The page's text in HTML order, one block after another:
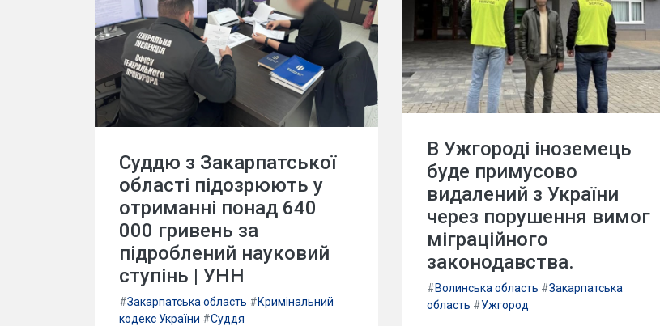
Суддю з Закарпатської
області підозрюють у
отриманні понад 640
000 гривень за
підроблений науковий
ступінь | УНН
#Закарпатська область #Кримінальний
кодекс України #Суддя
В Ужгороді іноземець
буде примусово
видалений з України
через порушення вимог
міграційного
законодавства.
#Волинська область #Закарпатська
область #Ужгород